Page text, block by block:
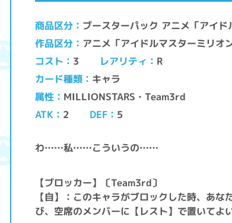
商品区分 ブースターパック アニメ「アイ
作品区分 アニメ「アイドルマスターミリオ
コスト 3 レアリティ R
カード種類 キャラ
属性 MILLIONSTARS・Team3rd
ATK 2 DEF 5
わ……私……こういうの……
【ブロッカー】〔Team3rd〕
【自】：このキャラがブロックした時、あ
び、空席のメンバーに【レスト】で置いてよ